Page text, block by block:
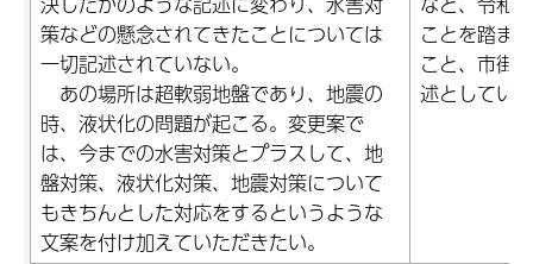
策などの懸念されてきたことについては
一切記述されていない。
あの場所は超軟弱地盤であり、地震の
時、液状化の問題が起こる。変更案で
は、今までの水害対策とプラスして、地
盤対策、液状化対策、地震対策について
もきちんとした対応をするというような
文案を付け加えていただきたい。
ことを踏ま
こと、市街
述としてい